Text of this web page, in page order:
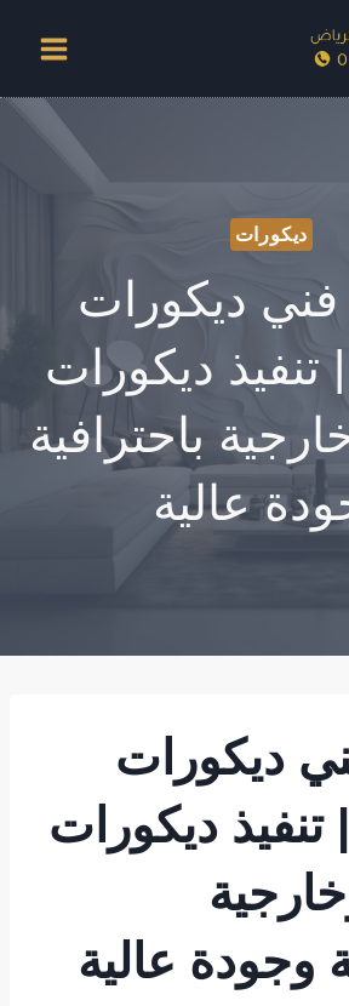
ديكورات
ديكورات
تنفيذ ديكورات
باحترافية
عالية
ديكورات
تنفيذ ديكورات
وجودة عالية